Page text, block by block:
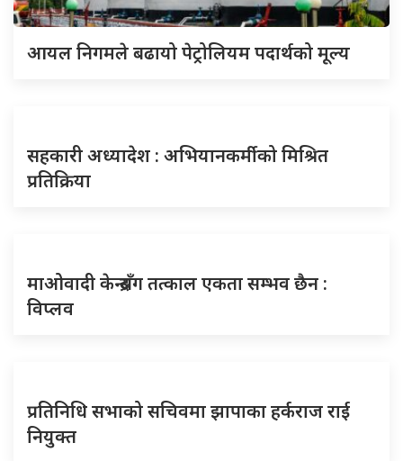
आयल निगमले बढायो पेट्रोलियम पदार्थको मूल्य
सहकारी अध्यादेश : अभियानकर्मीको मिश्रित
प्रतिक्रिया
माओवादी केन्द्रसँग तत्काल एकता सम्भव छैन :
विप्लव
प्रतिनिधि सभाको सचिवमा झापाका हर्कराज राई
नियुक्त